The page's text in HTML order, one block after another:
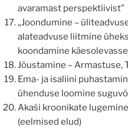
avaramast perspektiivist”
„Joondumine –
alateadvuse liitmine
koondamine
Jõustamine – Armastuse,
Ema- ja isaliini
ühenduse loomine
Akaśi kroonikate
(eelmised elud)